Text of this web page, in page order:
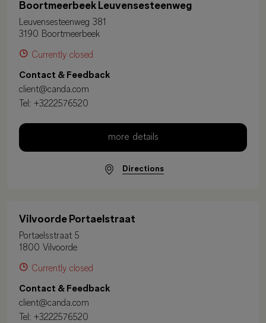
Boortmeerbeek Leuvensesteenweg
Leuvensesteenweg 381
3190 Boortmeerbeek
Currently closed
Contact & Feedback
client@canda.com
Tel: +3222576520
more details
Directions
Vilvoorde Portaelstraat
Portaelsstraat 5
1800 Vilvoorde
Currently closed
Contact & Feedback
client@canda.com
Tel: +3222576520